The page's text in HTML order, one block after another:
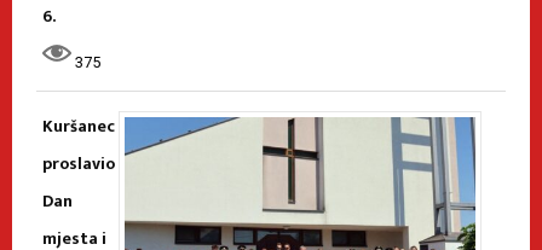
6.
375
Kuršanec
proslavio
Dan
mjesta i